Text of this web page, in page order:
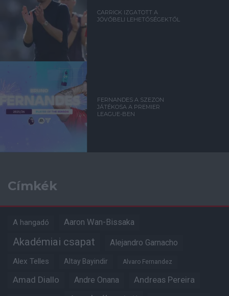
CARRICK IZGATOTT A
JÖVŐBELI LEHETŐSÉGEKTŐL
FERNANDES A SZEZON
JÁTÉKOSA A PREMIER
LEAGUE-BEN
Címkék
A hangadó Aaron Wan-Bissaka
Akadémiai csapat Alejandro Garnacho
Alex Telles Altay Bayindir Alvaro Fernandez
Amad Diallo Andre Onana Andreas Pereira